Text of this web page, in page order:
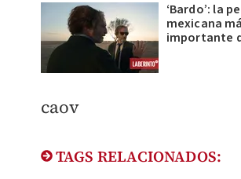
‘Bardo’: la
mexicana
importante
caov
TAGS RELACIONADOS: